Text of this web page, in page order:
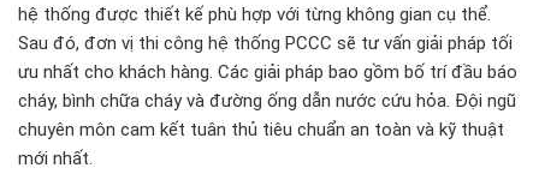
hệ thống được thiết kế phù hợp với từng không gian cụ thể.
Sau đó, đơn vị thi công hệ thống PCCC sẽ tư vấn giải pháp tối
ưu nhất cho khách hàng. Các giải pháp bao gồm bố trí đầu báo
cháy, bình chữa cháy và đường ống dẫn nước cứu hỏa. Đội ngũ
chuyên môn cam kết tuân thủ tiêu chuẩn an toàn và kỹ thuật
mới nhất.